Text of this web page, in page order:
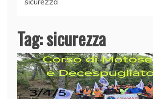
Tag:sicurezza